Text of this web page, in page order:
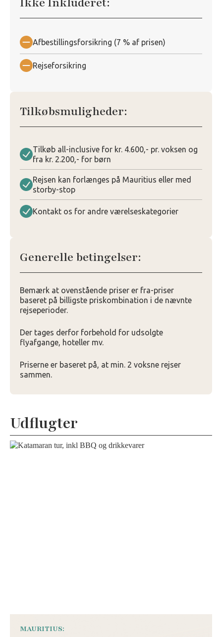
Afbestillingsforsikring (7 % af prisen)
Rejseforsikring
Tilkøbsmuligheder:
Tilkøb all-inclusive for kr. 4.600,- pr. voksen og
fra kr. 2.200,- for børn
Rejsen kan forlænges på Mauritius eller med
storby-stop
Kontakt os for andre værelseskategorier
Generelle betingelser:
Bemærk at ovenstående priser er fra-priser
baseret på billigste priskombination i de nævnte
rejseperioder.
Der tages derfor forbehold for udsolgte
flyafgange, hoteller mv.
Priserne er baseret på, at min. 2 voksne rejser
sammen.
Udflugter
MAURITIUS: